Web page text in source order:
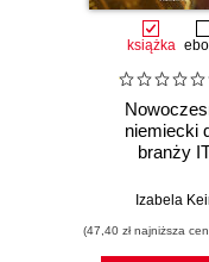
książka
niemiecki
branży
Izabela
(47,40 zł najniższa